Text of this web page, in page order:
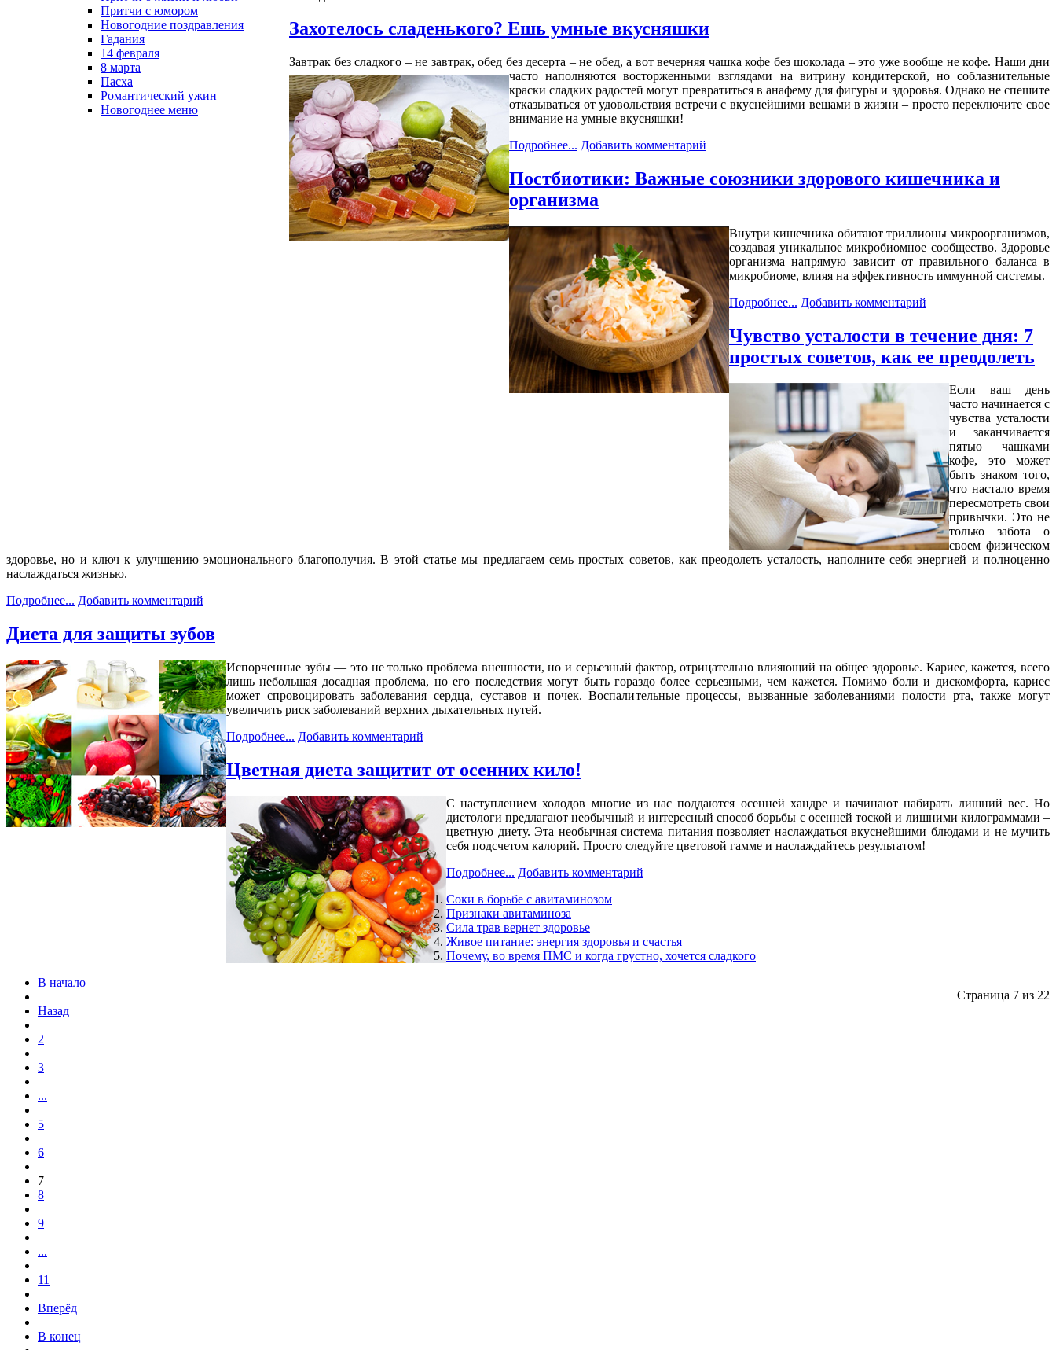
Притчи с юмором
Новогодние поздравления
Гадания
14 февраля
8 марта
Пасха
Романтический ужин
Новогоднее меню
Захотелось сладенького? Ешь умные вкусняшки
Завтрак без сладкого – не завтрак, обед без десерта – не обед, а вот вечерняя чашка кофе без шоколада – это уже вообще не кофе. Наши дни
часто наполняются восторженными взглядами на витрину кондитерской, но соблазнительные
краски сладких радостей могут превратиться в анафему для фигуры и здоровья. Однако не спешите
отказываться от удовольствия встречи с вкуснейшими вещами в жизни – просто переключите свое
внимание на умные вкусняшки!
Подробнее... Добавить комментарий
Постбиотики: Важные союзники здорового кишечника и
организма
Внутри кишечника обитают триллионы микроорганизмов,
создавая уникальное микробиомное сообщество. Здоровье
организма напрямую зависит от правильного баланса в
микробиоме, влияя на эффективность иммунной системы.
Подробнее... Добавить комментарий
Чувство усталости в течение дня: 7
простых советов, как ее преодолеть
Если ваш день
часто начинается с
чувства усталости
и заканчивается
пятью чашками
кофе, это может
быть знаком того,
что настало время
пересмотреть свои
привычки. Это не
только забота о
своем физическом
здоровье, но и ключ к улучшению эмоционального благополучия. В этой статье мы предлагаем семь простых советов, как преодолеть усталость, наполните себя энергией и полноценно
наслаждаться жизнью.
Подробнее... Добавить комментарий
Диета для защиты зубов
Испорченные зубы — это не только проблема внешности, но и серьезный фактор, отрицательно влияющий на общее здоровье. Кариес, кажется, всего
лишь небольшая досадная проблема, но его последствия могут быть гораздо более серьезными, чем кажется. Помимо боли и дискомфорта, кариес
может спровоцировать заболевания сердца, суставов и почек. Воспалительные процессы, вызванные заболеваниями полости рта, также могут
увеличить риск заболеваний верхних дыхательных путей.
Подробнее... Добавить комментарий
Цветная диета защитит от осенних кило!
С наступлением холодов многие из нас поддаются осенней хандре и начинают набирать лишний вес. Но
диетологи предлагают необычный и интересный способ борьбы с осенней тоской и лишними килограммами –
цветную диету. Эта необычная система питания позволяет наслаждаться вкуснейшими блюдами и не мучить
себя подсчетом калорий. Просто следуйте цветовой гамме и наслаждайтесь результатом!
Подробнее... Добавить комментарий
Соки в борьбе с авитаминозом
Признаки авитаминоза
Сила трав вернет здоровье
Живое питание: энергия здоровья и счастья
Почему, во время ПМС и когда грустно, хочется сладкого
Страница 7 из 22
В начало
Назад
2
3
...
5
6
7
8
9
...
11
Вперёд
В конец